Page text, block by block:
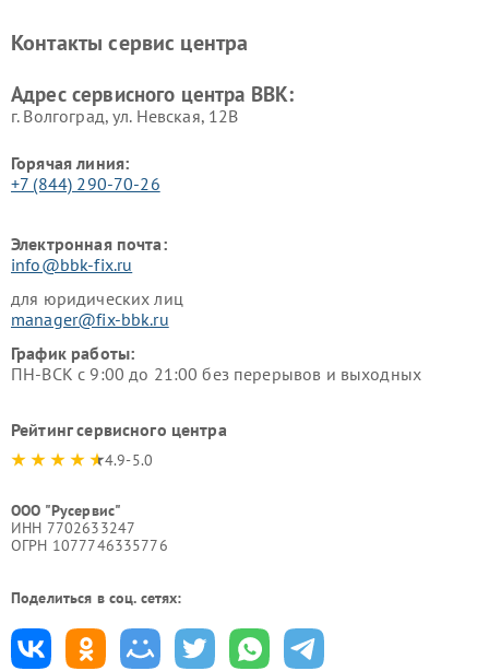
Ремонт винных шкафов BBK
Контакты сервис центра
Адрес сервисного центра BBK:
г. Волгоград, ул. Невская, 12В
Горячая линия:
+7 (844) 290-70-26
Электронная почта:
info@bbk-fix.ru
для юридических лиц
manager@fix-bbk.ru
График работы:
ПН-ВСК с 9:00 до 21:00 без перерывов и выходных
Рейтинг сервисного центра
4.9-5.0
ООО "Русервис"
ИНН 7702633247
ОГРН 1077746335776
Поделиться в соц. сетях: